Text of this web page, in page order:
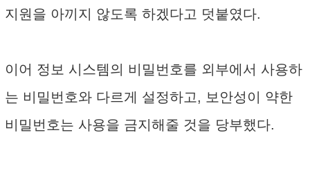
지원을 아끼지 않도록 하겠다고 덧붙였다.
이어 정보 시스템의 비밀번호를 외부에서 사용하
는 비밀번호와 다르게 설정하고, 보안성이 약한
비밀번호는 사용을 금지해줄 것을 당부했다.